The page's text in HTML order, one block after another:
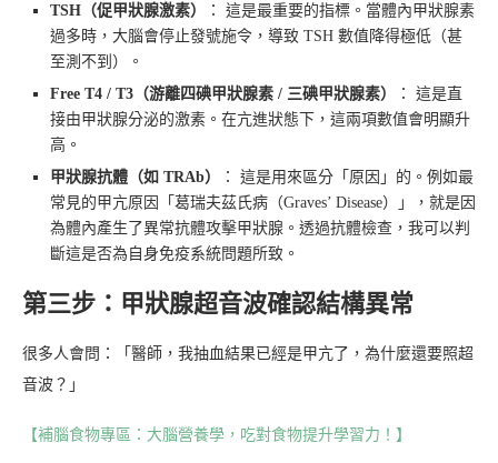
TSH（促甲狀腺激素）
： 這是最重要的指標。當體內甲狀腺素
過多時，大腦會停止發號施令，導致 TSH 數值降得極低（甚
至測不到）。
Free T4 / T3（游離四碘甲狀腺素 / 三碘甲狀腺素）
： 這是直
接由甲狀腺分泌的激素。在亢進狀態下，這兩項數值會明顯升
高。
甲狀腺抗體（如 TRAb）
： 這是用來區分「原因」的。例如最
常見的甲亢原因「葛瑞夫茲氏病（Graves’ Disease）」，就是因
為體內產生了異常抗體攻擊甲狀腺。透過抗體檢查，我可以判
斷這是否為自身免疫系統問題所致。
第三步：甲狀腺超音波確認結構異常
很多人會問：「醫師，我抽血結果已經是甲亢了，為什麼還要照超
音波？」
【補腦食物專區：大腦營養學，吃對食物提升學習力！】